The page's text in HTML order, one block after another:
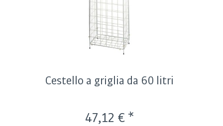
Cestello a griglia da 60 litri
47,12 € *